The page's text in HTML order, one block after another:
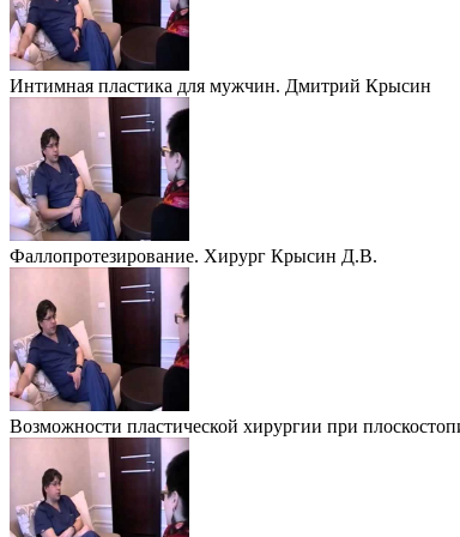
Интимная пластика для мужчин. Дмитрий Крысин
Фаллопротезирование. Хирург Крысин Д.В.
Возможности пластической хирургии при